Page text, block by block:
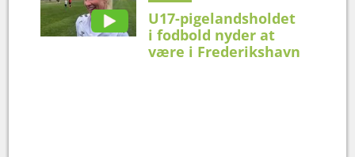
U17-pigelandsholdet
i fodbold nyder at
være i Frederikshavn